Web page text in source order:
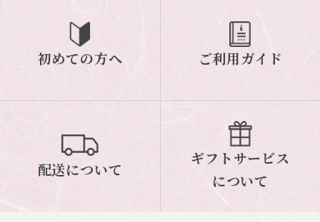
初めての方へ ご利用ガイド
配送について
ギフトサービス
について